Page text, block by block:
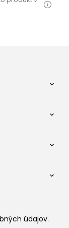




údajov.